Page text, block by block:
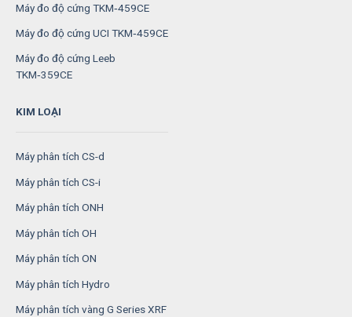
Máy đo độ cứng TKM‑459CE
Máy đo độ cứng UCI TKM‑459CE
Máy đo độ cứng Leeb
TKM‑359CE
KIM LOẠI
Máy phân tích CS-d
Máy phân tích CS-i
Máy phân tích ONH
Máy phân tích OH
Máy phân tích ON
Máy phân tích Hydro
Máy phân tích vàng G Series XRF